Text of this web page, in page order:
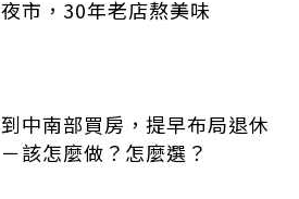
夜市，30年老店熬美味
到中南部買房，提早布局退休
－該怎麼做？怎麼選？